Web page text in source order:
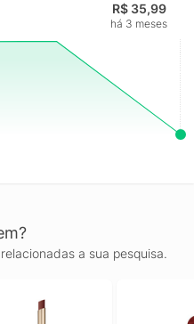
R$ 35,99
há 3 meses
a sua pesquisa.